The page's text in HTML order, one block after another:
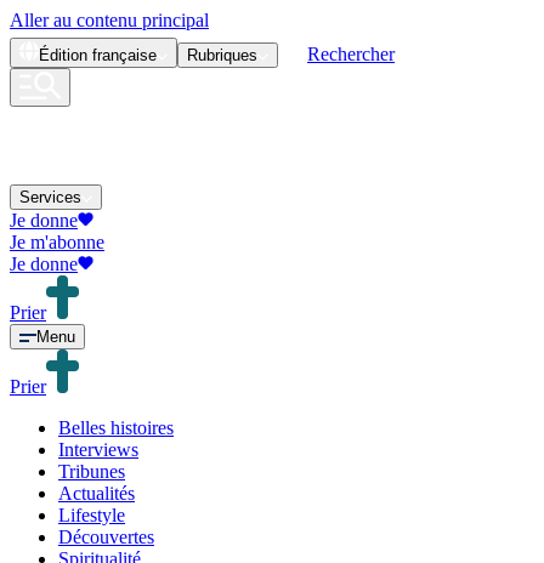
Aller au contenu principal
Édition française Rubriques Rechercher
Services
Je donne
Je m'abonne
Je donne
Prier
Menu
Prier
Belles histoires
Interviews
Tribunes
Actualités
Lifestyle
Découvertes
Spiritualité